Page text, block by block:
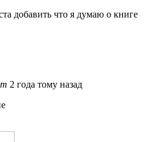
добавить что я думаю о книге
2 года тому назад